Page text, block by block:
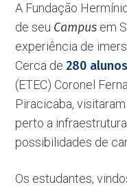
A Fundação
de seu Campus em
experiência de
Cerca de 280 alunos
(ETEC) Coronel
Piracicaba,
perto a
possibilidades de
Os estudantes,